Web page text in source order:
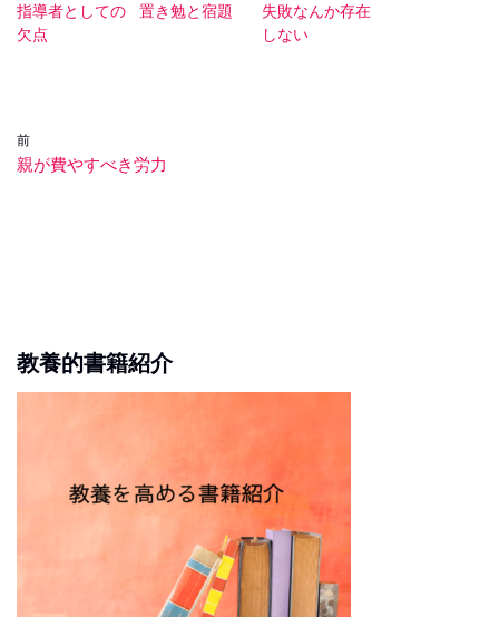
指導者としての
欠点
置き勉と宿題
失敗なんか存在
しない
前
親が費やすべき労力
教養的書籍紹介